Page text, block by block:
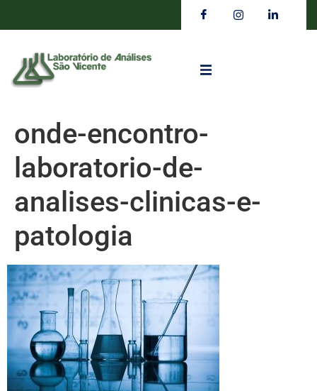
onde-encontro-
laboratorio-de-
analises-clinicas-e-
patologia